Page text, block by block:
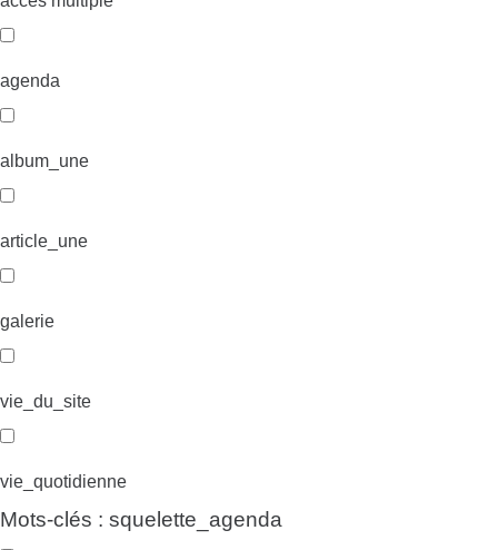
agenda
album_une
article_une
galerie
vie_du_site
vie_quotidienne
Mots-clés : squelette_agenda